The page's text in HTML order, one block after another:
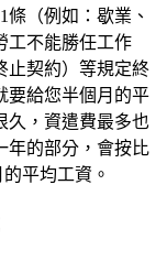
（例如：歇業、
工不能勝任工作
止契約）等規定終
要給您半個月的平
久，資遣費最多也
年的部分，會按比
平均工資。